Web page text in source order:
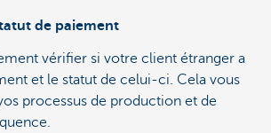
de paiement
vérifier si votre client étranger a
et le statut de celui-ci. Cela vous
processus de production et de